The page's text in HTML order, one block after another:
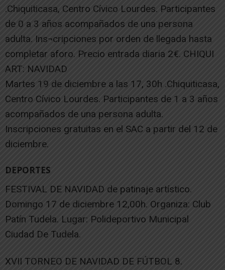
.Chiquiticasa, Centro Cívico Lourdes. Participantes
de 0 a 3 años acompañados de una persona
adulta. Ins¬cripciones por orden de llegada hasta
completar aforo. Precio entrada diaria 2€. CHIQUI
ART: NAVIDAD
Martes 19 de diciembre a las 17, 30h .Chiquiticasa,
Centro Cívico Lourdes. Participantes de 1 a 3 años
acompañados de una persona adulta.
Inscripciones gratuitas en el SAC a partir del 12 de
diciembre.
DEPORTES
FESTIVAL DE NAVIDAD de patinaje artístico.
Domingo 17 de diciembre 12,00h. Organiza: Club
Patín Tudela. Lugar: Polideportivo Municipal
Ciudad De Tudela.
XVII TORNEO DE NAVIDAD DE FÚTBOL 8.